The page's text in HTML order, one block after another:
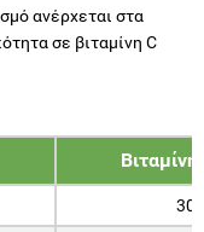
ανέρχεται στα
σε βιταμίνη C
300